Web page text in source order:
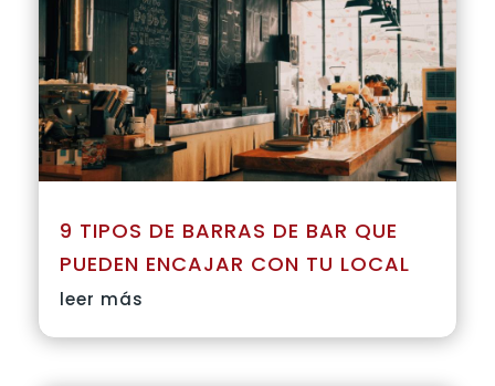
9 TIPOS DE BARRAS DE BAR QUE
PUEDEN ENCAJAR CON TU LOCAL
leer más